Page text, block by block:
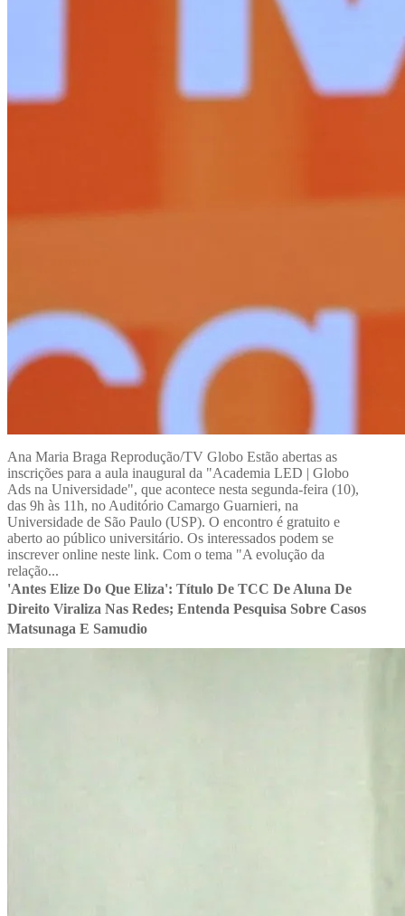
Ana Maria Braga Reprodução/TV Globo Estão abertas as
inscrições para a aula inaugural da "Academia LED | Globo
Ads na Universidade", que acontece nesta segunda-feira (10),
das 9h às 11h, no Auditório Camargo Guarnieri, na
Universidade de São Paulo (USP). O encontro é gratuito e
aberto ao público universitário. Os interessados podem se
inscrever online neste link. Com o tema "A evolução da
relação...
'Antes Elize Do Que Eliza': Título De TCC De Aluna De
Direito Viraliza Nas Redes; Entenda Pesquisa Sobre Casos
Matsunaga E Samudio